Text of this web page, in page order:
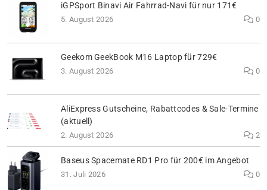
iGPSport Binavi Air Fahrrad-Navi für nur 171€
5. August 2026 0
Geekom GeekBook M16 Laptop für 729€
3. August 2026 0
AliExpress Gutscheine, Rabattcodes & Sale-Termine
(aktuell)
2. August 2026 2
Baseus Spacemate RD1 Pro für 200€ im Angebot
31. Juli 2026 0